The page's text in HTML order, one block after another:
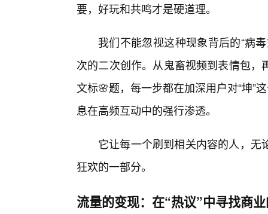
要，好玩和共鸣才是硬道理。
我们不能忽视这种现象背后的“病
次的二次创作。从鬼畜视频到表情包
文标🌸题，每一步都在加深用户对“坤”
息在高频互动中的强行渗透。
它让每一个刷到相关内容的人，
狂欢的一部分。
流量的变现：在“热议”中寻找商